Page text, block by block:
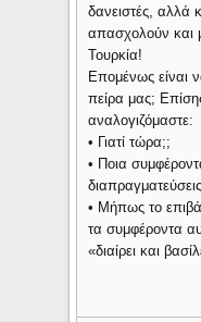
δανειστές, αλλά
απασχολούν και
Τουρκία!
Επομένως είναι
πείρα μας;
αναλογιζόμαστε:
• Γιατί τώρα;;
• Ποια
• Μήπως το
τα συμφέροντα
«διαίρει και